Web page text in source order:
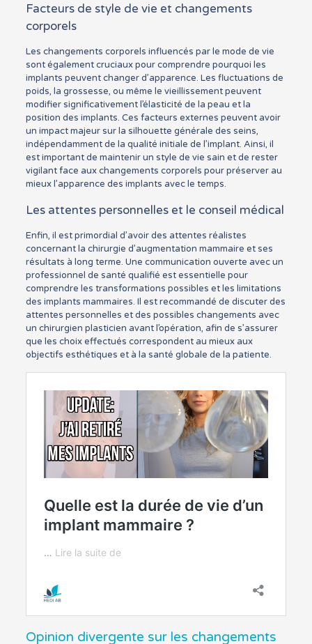
Facteurs de style de vie et changements
corporels
Les changements corporels influencés par le mode de vie
sont également cruciaux pour comprendre pourquoi les
implants peuvent changer d’apparence. Les fluctuations de
poids, la grossesse, ou même le vieillissement peuvent
modifier significativement l’élasticité de la peau et la
position des implants. Ces facteurs externes peuvent avoir
un impact majeur sur la silhouette générale des seins,
indépendamment de la qualité initiale de l’implant. Ainsi, il
est important de maintenir un style de vie sain et de rester
vigilant face aux changements corporels pour préserver au
mieux l’apparence des implants avec le temps.
Les attentes personnelles et le conseil médical
Enfin, il est primordial d’avoir des attentes réalistes
concernant la chirurgie d’augmentation mammaire et ses
résultats à long terme. Une communication ouverte avec un
professionnel de santé qualifié est essentielle pour
comprendre les transformations possibles et les limitations
des implants mammaires. Il est recommandé de discuter des
attentes personnelles et des possibles changements avec
un chirurgien plasticien avant l’opération, afin de s’assurer
que les choix effectués correspondent au mieux aux
objectifs esthétiques et à la santé globale de la patiente.
Opinion divergente sur les changements